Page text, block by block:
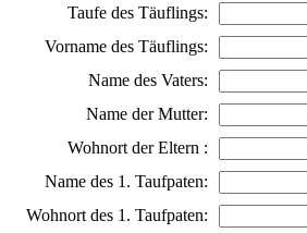
Taufe des Täuflings:
Vorname des Täuflings:
Name des Vaters:
Name der Mutter:
Wohnort der Eltern :
Name des 1. Taufpaten:
Wohnort des 1. Taufpaten: